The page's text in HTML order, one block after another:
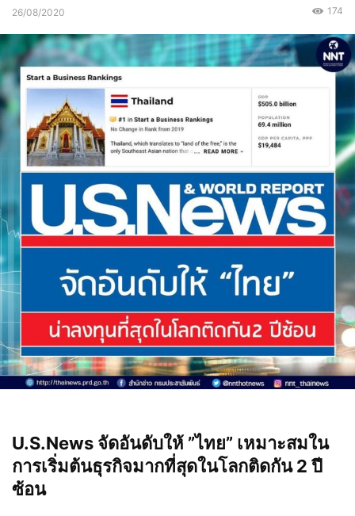
26/08/2020 174
U.S.News จัดอันดับให้ ”ไทย” เหมาะสมใน
การเริ่มต้นธุรกิจมากที่สุดในโลกติดกัน 2 ปี
ซ้อน